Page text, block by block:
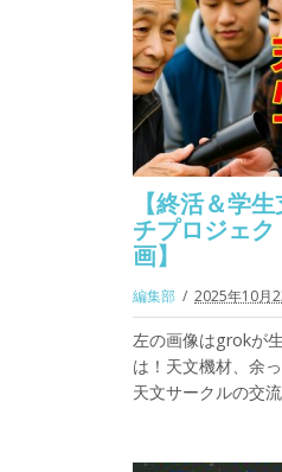
【終活＆学
チプロジェ
画】
編集部 2025年10月
左の画像はgrokが
は！天文機材、余
天文サークルの交